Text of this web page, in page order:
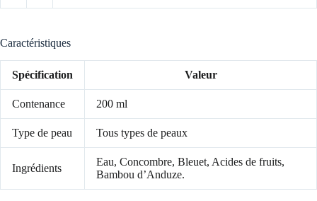
Caractéristiques
Spécification Valeur
Contenance 200 ml
Type de peau Tous types de peaux
Ingrédients
Eau, Concombre, Bleuet, Acides de fruits,
Bambou d’Anduze.